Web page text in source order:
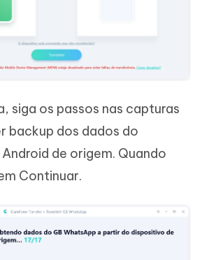
siga os passos nas capturas
backup dos dados do
de origem. Quando
Continuar.